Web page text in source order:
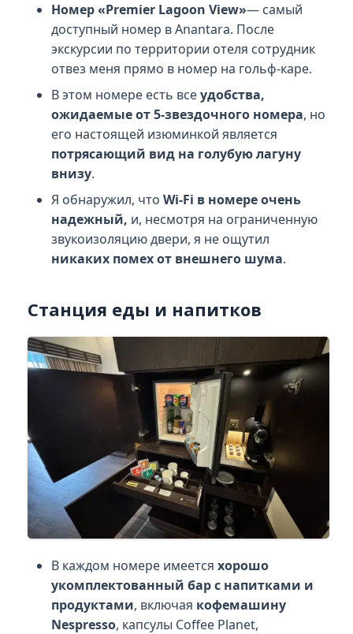
Номер «Premier Lagoon View»— самый
доступный номер в Anantara. После
экскурсии по территории отеля сотрудник
отвез меня прямо в номер на гольф-каре.
В этом номере есть всеудобства,
ожидаемые от 5-звездочного номера, но
его настоящей изюминкой является
потрясающий вид на голубую лагуну
внизу.
Я обнаружил, что Wi-Fi в номере очень
надежный, и, несмотря на ограниченную
звукоизоляцию двери, я не ощутил
никаких помех от внешнего шума.
Станция еды и напитков
В каждом номере имеется хорошо
укомплектованный бар с напитками и
продуктами, включая кофемашину
Nespresso, капсулы Coffee Planet,